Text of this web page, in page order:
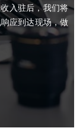
入驻后，我们将
应到达现场，做